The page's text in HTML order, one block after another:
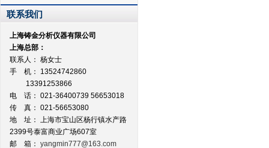
联系我们
上海铸金分析仪器有限公司
上海总部：
联系人： 杨女士
手 机： 13524742860
13391253866
电 话： 021-36400739 56653018
传 真： 021-56653080
地 址： 上海市宝山区杨行镇水产路
2399号泰富商业广场607室
邮 箱： yangmin777@163.com